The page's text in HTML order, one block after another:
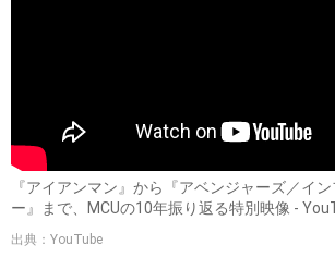
『アイアンマン』から『アベンジャーズ／イ
ー』まで、MCUの10年振り返る特別映像 -
出典：YouTube